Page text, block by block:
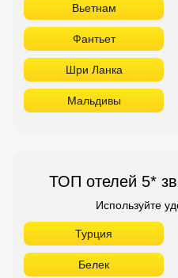
Вьетнам
Фантьет
Шри Ланка
Мальдивы
ТОП отелей 5*
Используйте
Турция
Белек